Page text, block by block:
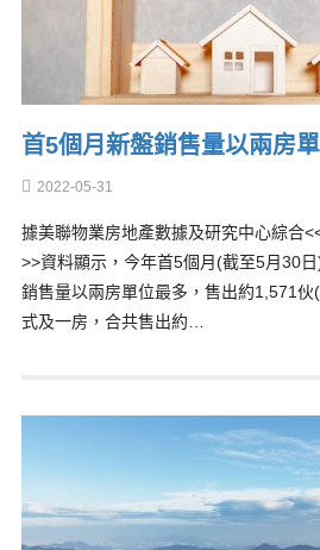
首5個月新盤銷售量以兩房
2022-05-31
據美聯物業房地產數據及研究中心綜合
>>資料顯示，今年首5個月(截至5月30
銷售量以兩房單位最多，售出約1,571
式及一房，合共售出約…